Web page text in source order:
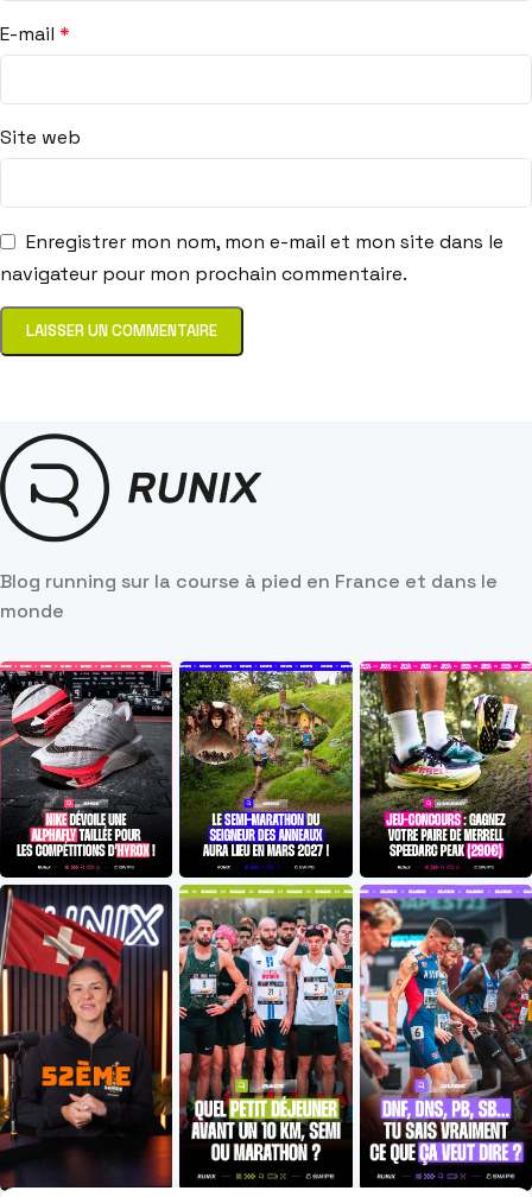
E-mail *
Site web
Enregistrer mon nom, mon e-mail et mon site dans le
navigateur pour mon prochain commentaire.
Blog running sur la course à pied en France et dans le
monde